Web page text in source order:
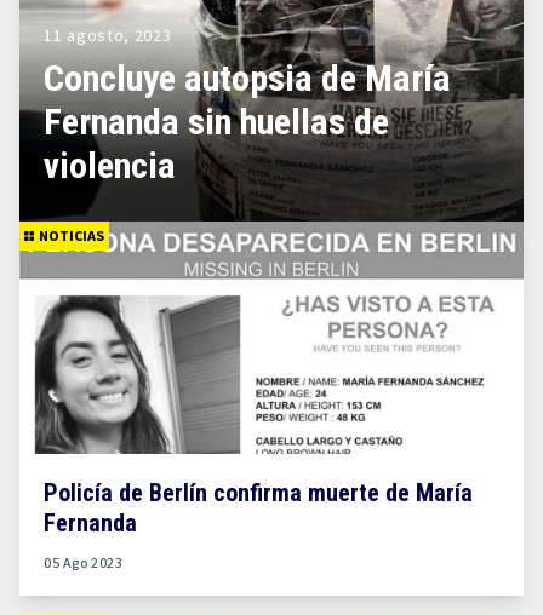
11 agosto, 2023
Concluye autopsia de María
Fernanda sin huellas de
violencia
NOTICIAS
Policía de Berlín confirma muerte de María
Fernanda
05 Ago 2023